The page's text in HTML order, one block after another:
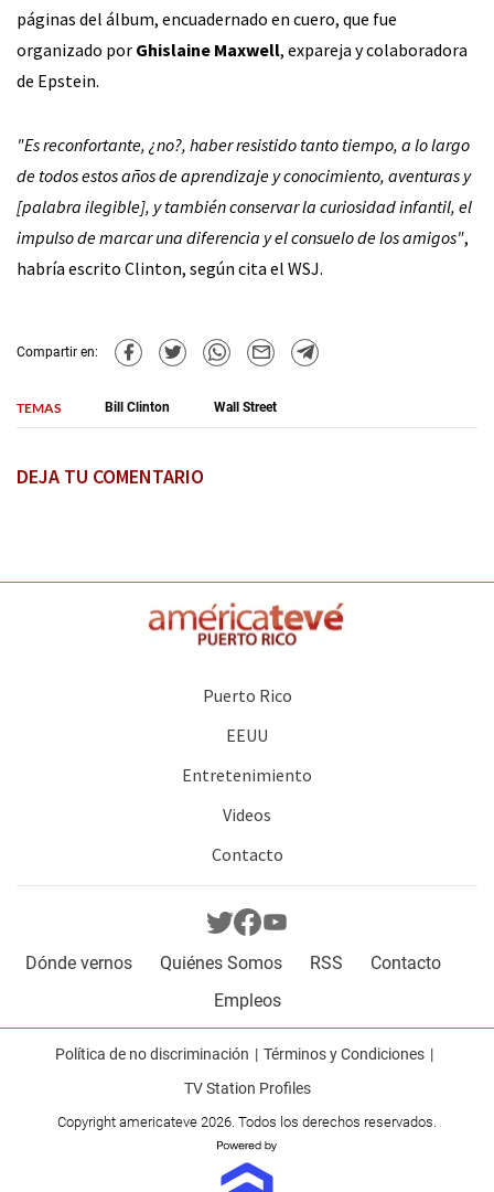
páginas del álbum, encuadernado en cuero, que fue
organizado por Ghislaine Maxwell, expareja y colaboradora
de Epstein.
"Es reconfortante, ¿no?, haber resistido tanto tiempo, a lo largo
de todos estos años de aprendizaje y conocimiento, aventuras y
[palabra ilegible], y también conservar la curiosidad infantil, el
impulso de marcar una diferencia y el consuelo de los amigos",
habría escrito Clinton, según cita el WSJ.
Compartir en:
TEMAS Bill Clinton Wall Street
DEJA TU COMENTARIO
Puerto Rico
EEUU
Entretenimiento
Videos
Contacto
Dónde vernos Quiénes Somos RSS
Contacto
Empleos
Política de no discriminación
Términos y Condiciones
TV Station Profiles
Copyright americateve 2026. Todos los derechos reservados.